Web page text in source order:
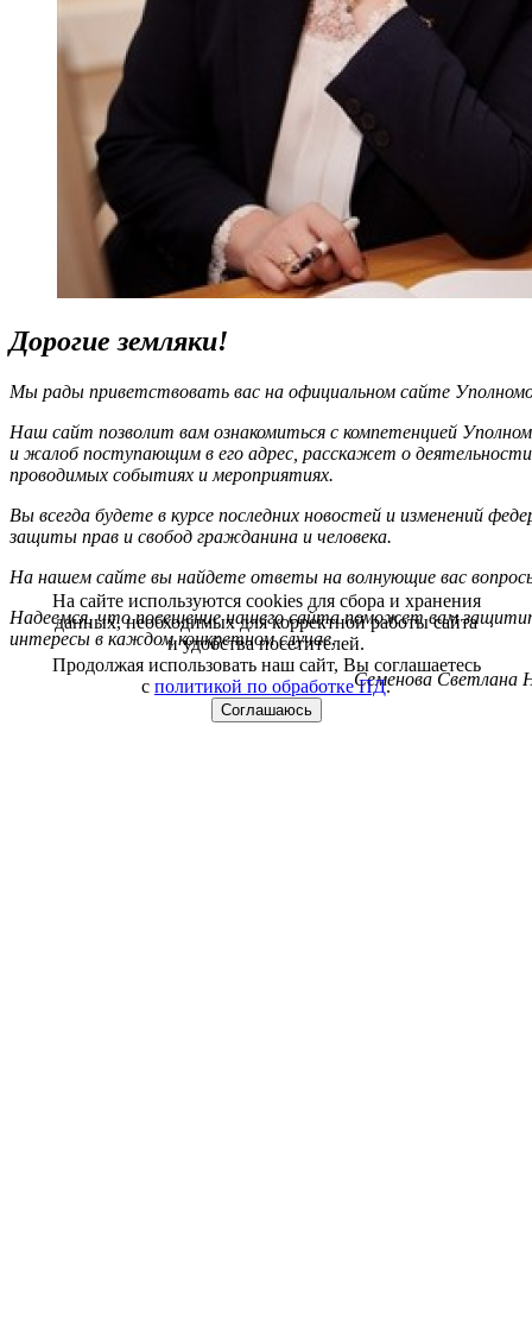
Дорогие земляки!
Мы рады приветствовать вас на официальном сайте
Наш сайт позволит вам ознакомиться с компетенцией
и жалоб поступающим в его адрес, расскажет о
проводимых событиях и мероприятиях.
Вы всегда будете в курсе последних новостей и изменений
защиты прав и свобод гражданина и человека.
На нашем сайте вы найдете ответы на волнующие вас
Надеемся, что посещение нашего сайта поможет вам
интересы в каждом конкретном случае.
Семенова Светлана
На сайте используются cookies для сбора и хранения
данных, необходимых для корректной работы сайта
и удобства посетителей.
Продолжая использовать наш сайт, Вы соглашаетесь
с политикой по обработке ПД.
Соглашаюсь